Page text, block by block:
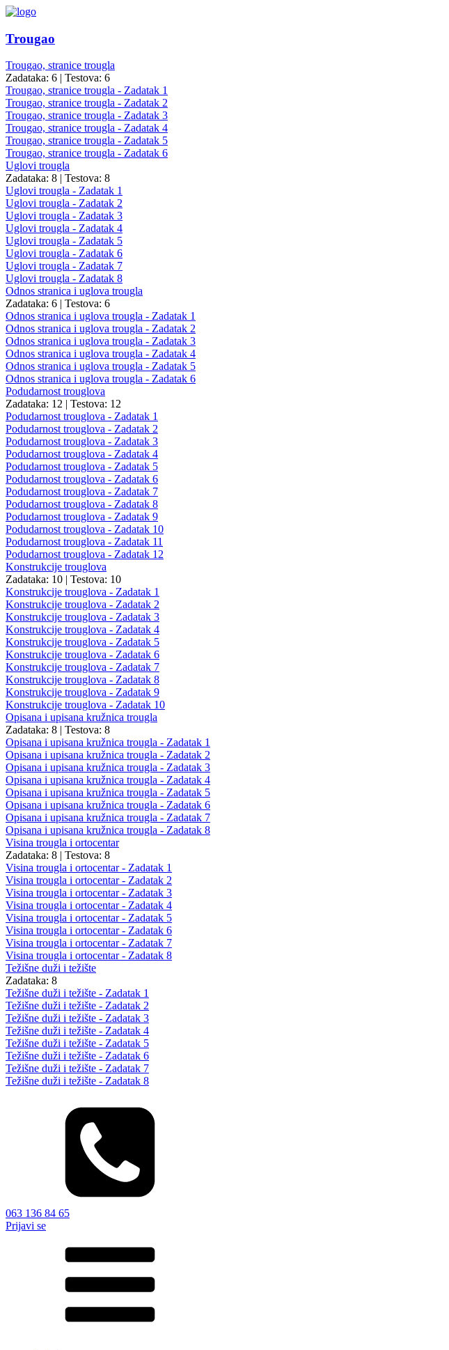
Trougao
Trougao, stranice trougla
Zadataka: 6 | Testova: 6
Trougao, stranice trougla - Zadatak 1
Trougao, stranice trougla - Zadatak 2
Trougao, stranice trougla - Zadatak 3
Trougao, stranice trougla - Zadatak 4
Trougao, stranice trougla - Zadatak 5
Trougao, stranice trougla - Zadatak 6
Uglovi trougla
Zadataka: 8 | Testova: 8
Uglovi trougla - Zadatak 1
Uglovi trougla - Zadatak 2
Uglovi trougla - Zadatak 3
Uglovi trougla - Zadatak 4
Uglovi trougla - Zadatak 5
Uglovi trougla - Zadatak 6
Uglovi trougla - Zadatak 7
Uglovi trougla - Zadatak 8
Odnos stranica i uglova trougla
Zadataka: 6 | Testova: 6
Odnos stranica i uglova trougla - Zadatak 1
Odnos stranica i uglova trougla - Zadatak 2
Odnos stranica i uglova trougla - Zadatak 3
Odnos stranica i uglova trougla - Zadatak 4
Odnos stranica i uglova trougla - Zadatak 5
Odnos stranica i uglova trougla - Zadatak 6
Podudarnost trouglova
Zadataka: 12 | Testova: 12
Podudarnost trouglova - Zadatak 1
Podudarnost trouglova - Zadatak 2
Podudarnost trouglova - Zadatak 3
Podudarnost trouglova - Zadatak 4
Podudarnost trouglova - Zadatak 5
Podudarnost trouglova - Zadatak 6
Podudarnost trouglova - Zadatak 7
Podudarnost trouglova - Zadatak 8
Podudarnost trouglova - Zadatak 9
Podudarnost trouglova - Zadatak 10
Podudarnost trouglova - Zadatak 11
Podudarnost trouglova - Zadatak 12
Konstrukcije trouglova
Zadataka: 10 | Testova: 10
Konstrukcije trouglova - Zadatak 1
Konstrukcije trouglova - Zadatak 2
Konstrukcije trouglova - Zadatak 3
Konstrukcije trouglova - Zadatak 4
Konstrukcije trouglova - Zadatak 5
Konstrukcije trouglova - Zadatak 6
Konstrukcije trouglova - Zadatak 7
Konstrukcije trouglova - Zadatak 8
Konstrukcije trouglova - Zadatak 9
Konstrukcije trouglova - Zadatak 10
Opisana i upisana kružnica trougla
Zadataka: 8 | Testova: 8
Opisana i upisana kružnica trougla - Zadatak 1
Opisana i upisana kružnica trougla - Zadatak 2
Opisana i upisana kružnica trougla - Zadatak 3
Opisana i upisana kružnica trougla - Zadatak 4
Opisana i upisana kružnica trougla - Zadatak 5
Opisana i upisana kružnica trougla - Zadatak 6
Opisana i upisana kružnica trougla - Zadatak 7
Opisana i upisana kružnica trougla - Zadatak 8
Visina trougla i ortocentar
Zadataka: 8 | Testova: 8
Visina trougla i ortocentar - Zadatak 1
Visina trougla i ortocentar - Zadatak 2
Visina trougla i ortocentar - Zadatak 3
Visina trougla i ortocentar - Zadatak 4
Visina trougla i ortocentar - Zadatak 5
Visina trougla i ortocentar - Zadatak 6
Visina trougla i ortocentar - Zadatak 7
Visina trougla i ortocentar - Zadatak 8
Težišne duži i težište
Zadataka: 8
Težišne duži i težište - Zadatak 1
Težišne duži i težište - Zadatak 2
Težišne duži i težište - Zadatak 3
Težišne duži i težište - Zadatak 4
Težišne duži i težište - Zadatak 5
Težišne duži i težište - Zadatak 6
Težišne duži i težište - Zadatak 7
Težišne duži i težište - Zadatak 8
063 136 84 65
Prijavi se